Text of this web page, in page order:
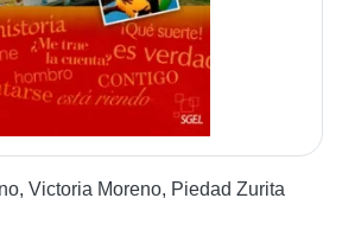
Victoria Moreno, Piedad Zurita